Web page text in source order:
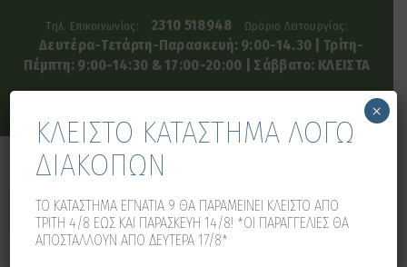
Τηλ. Επικοινωνίας: 2310 518948 Ωράριο Λειτουργίας:
Δευτέρα-Τετάρτη-Παρασκευή: 9:00-14.30 | Τρίτη-
Πέμπτη: 9:00-14:30 & 17:00-20:00 | Σάββατο: ΚΛΕΙΣΤΑ
ΚΛΕΙΣΤΟ ΚΑΤΑΣΤΗΜΑ ΛΟΓΩ
ΔΙΑΚΟΠΩΝ
ΤΟ ΚΑΤΑΣΤΗΜΑ ΕΓΝΑΤΙΑ 9 ΘΑ ΠΑΡΑΜΕΙΝΕΙ ΚΛΕΙΣΤΟ ΑΠΟ
ΤΡΙΤΗ 4/8 ΕΩΣ ΚΑΙ ΠΑΡΑΣΚΕΥΗ 14/8! *ΟΙ ΠΑΡΑΓΓΕΛΙΕΣ ΘΑ
ΑΠΟΣΤΑΛΛΟΥΝ ΑΠΟ ΔΕΥΤΕΡΑ 17/8*
×